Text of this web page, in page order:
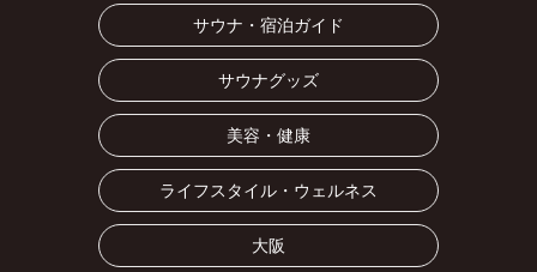
サウナ・宿泊ガイド
サウナグッズ
美容・健康
ライフスタイル・ウェルネス
大阪